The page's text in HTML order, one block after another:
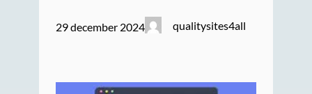
29 december 2024 qualitysites4all